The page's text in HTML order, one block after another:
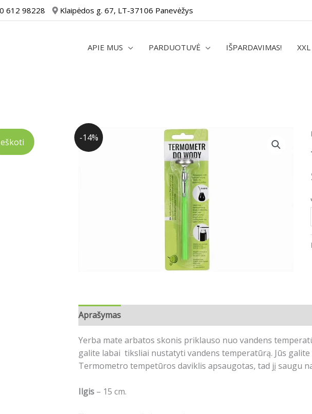
612 98228 Klaipėdos g. 67, LT-37106 Panevėžys
APIE MUS PARDUOTUVĖ IŠPARDAVIMAS!
-14%
Aprašymas
Yerba mate arbatos skonis priklauso nuo vandens
galite labai tiksliai nustatyti vandens temperatūrą. Jūs
Termometro tempetūros daviklis apsaugotas, tad jį saugu
Ilgis – 15 cm.